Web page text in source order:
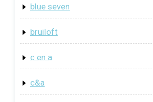
blue seven
bruiloft
c en a
c&a